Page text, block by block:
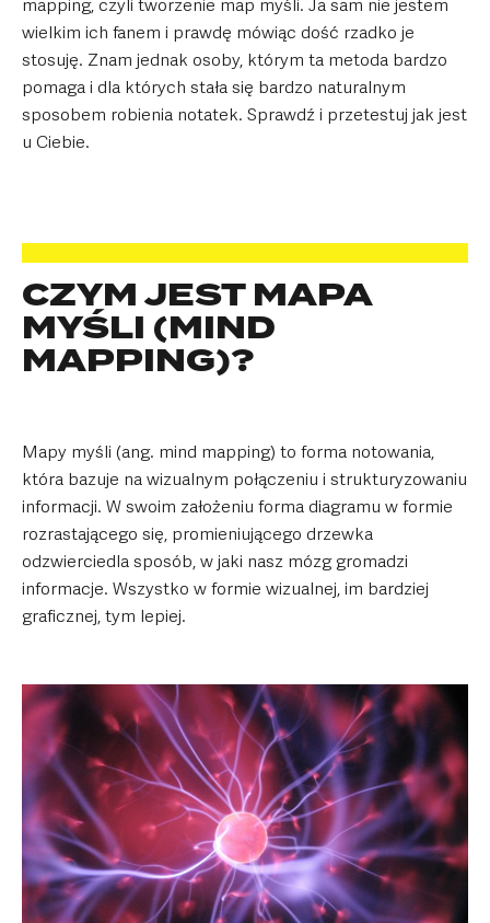
mapping, czyli tworzenie map myśli. Ja sam nie jestem
wielkim ich fanem i prawdę mówiąc dość rzadko je
stosuję. Znam jednak osoby, którym ta metoda bardzo
pomaga i dla których stała się bardzo naturalnym
sposobem robienia notatek. Sprawdź i przetestuj jak jest
u Ciebie.
CZYM JEST MAPA
MYŚLI (MIND
MAPPING)?
Mapy myśli (ang. mind mapping) to forma notowania,
która bazuje na wizualnym połączeniu i strukturyzowaniu
informacji. W swoim założeniu forma diagramu w formie
rozrastającego się, promieniującego drzewka
odzwierciedla sposób, w jaki nasz mózg gromadzi
informacje. Wszystko w formie wizualnej, im bardziej
graficznej, tym lepiej.